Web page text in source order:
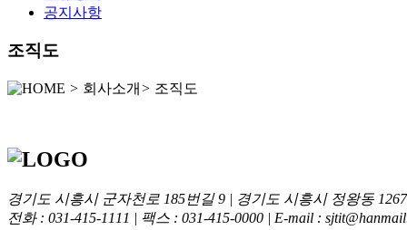
공지사항
조직도
> 회사소개 > 조직도
경기도 시흥시 군자천로 185번길 9 | 경기도 시흥시 정왕동
전화 : 031-415-1111 | 팩스 : 031-415-0000 | E-mail :